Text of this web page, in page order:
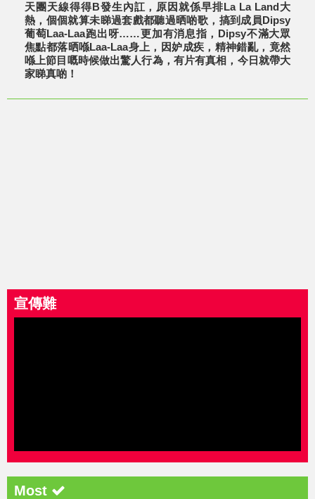
天團天線得得B發生內訌，原因就係早排La La Land大
熱，個個就算未睇過套戲都聽過晒啲歌，搞到成員Dipsy
葡萄Laa-Laa跑出呀……更加有消息指，Dipsy不滿大眾
焦點都落晒喺Laa-Laa身上，因妒成疾，精神錯亂，竟然
喺上節目嘅時候做出驚人行為，有片有真相，今日就帶大
家睇真啲！
宣傳難
Most